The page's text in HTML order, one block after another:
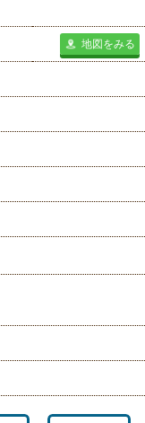
地図をみる